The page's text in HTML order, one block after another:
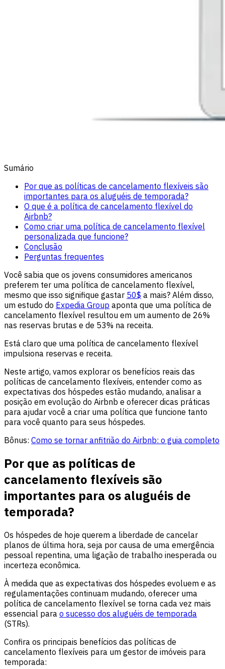
Sumário
Por que as políticas de cancelamento flexíveis são
importantes para os aluguéis de temporada?
O que é a política de cancelamento flexível do
Airbnb?
Como criar uma política de cancelamento flexível
personalizada que funcione?
Conclusão
Perguntas frequentes
Você sabia que os jovens consumidores americanos
preferem ter uma política de cancelamento flexível,
mesmo que isso signifique gastar 50$ a mais? Além disso,
um estudo do Expedia Group aponta que uma política de
cancelamento flexível resultou em um aumento de 26%
nas reservas brutas e de 53% na receita.
Está claro que uma política de cancelamento flexível
impulsiona reservas e receita.
Neste artigo, vamos explorar os benefícios reais das
políticas de cancelamento flexíveis, entender como as
expectativas dos hóspedes estão mudando, analisar a
posição em evolução do Airbnb e oferecer dicas práticas
para ajudar você a criar uma política que funcione tanto
para você quanto para seus hóspedes.
Bônus: Como se tornar anfitrião do Airbnb: o guia completo
Por que as políticas de
cancelamento flexíveis são
importantes para os aluguéis de
temporada?
Os hóspedes de hoje querem a liberdade de cancelar
planos de última hora, seja por causa de uma emergência
pessoal repentina, uma ligação de trabalho inesperada ou
incerteza econômica.
À medida que as expectativas dos hóspedes evoluem e as
regulamentações continuam mudando, oferecer uma
política de cancelamento flexível se torna cada vez mais
essencial para o sucesso dos aluguéis de temporada
(STRs).
Confira os principais benefícios das políticas de
cancelamento flexíveis para um gestor de imóveis para
temporada: